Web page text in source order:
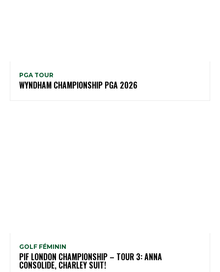
PGA TOUR
WYNDHAM CHAMPIONSHIP PGA 2026
GOLF FÉMININ
PIF LONDON CHAMPIONSHIP – TOUR 3: ANNA
CONSOLIDE, CHARLEY SUIT!